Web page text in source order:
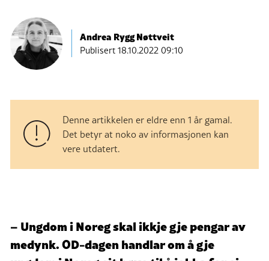
Andrea Rygg Nøttveit
Publisert18.10.2022 09:10
Denne artikkelen er eldre enn 1 år gamal.
Det betyr at noko av informasjonen kan
vere utdatert.
– Ungdom i Noreg skal ikkje gje pengar av
medynk. OD-dagen handlar om å gje